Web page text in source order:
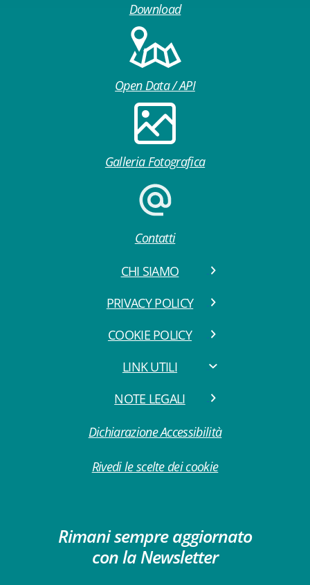
Download
Open Data / API
Galleria Fotografica
Contatti
CHI SIAMO
PRIVACY POLICY
COOKIE POLICY
LINK UTILI
NOTE LEGALI
Dichiarazione Accessibilità
Rivedi le scelte dei cookie
Rimani sempre aggiornato
con la Newsletter